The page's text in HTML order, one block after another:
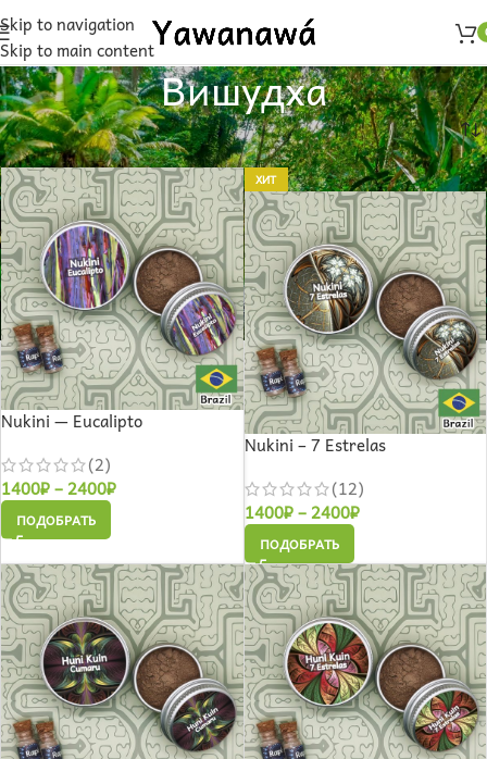
Skip to navigation
Skip to main content
Вишудха
Главная Товары с меткой “Вишудха”
Nukini — Eucalipto
(2)
1400₽–2400₽
ПОДОБРАТЬ
ХИТ
Nukini – 7 Estrelas
(12)
1400₽–2400₽
ПОДОБРАТЬ